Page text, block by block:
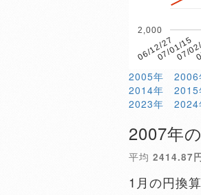
06/12/2707/01/15
07/
2,000
2005年 2006
2014年
2015
2023年
2024
2007年
平均 2414.87
1月の円換